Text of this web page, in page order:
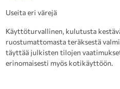
Useita eri värejä
Käyttöturvallinen, kulutusta
ruostumattomasta teräksestä
täyttää julkisten tilojen
erinomaisesti myös kotikäyttöön.